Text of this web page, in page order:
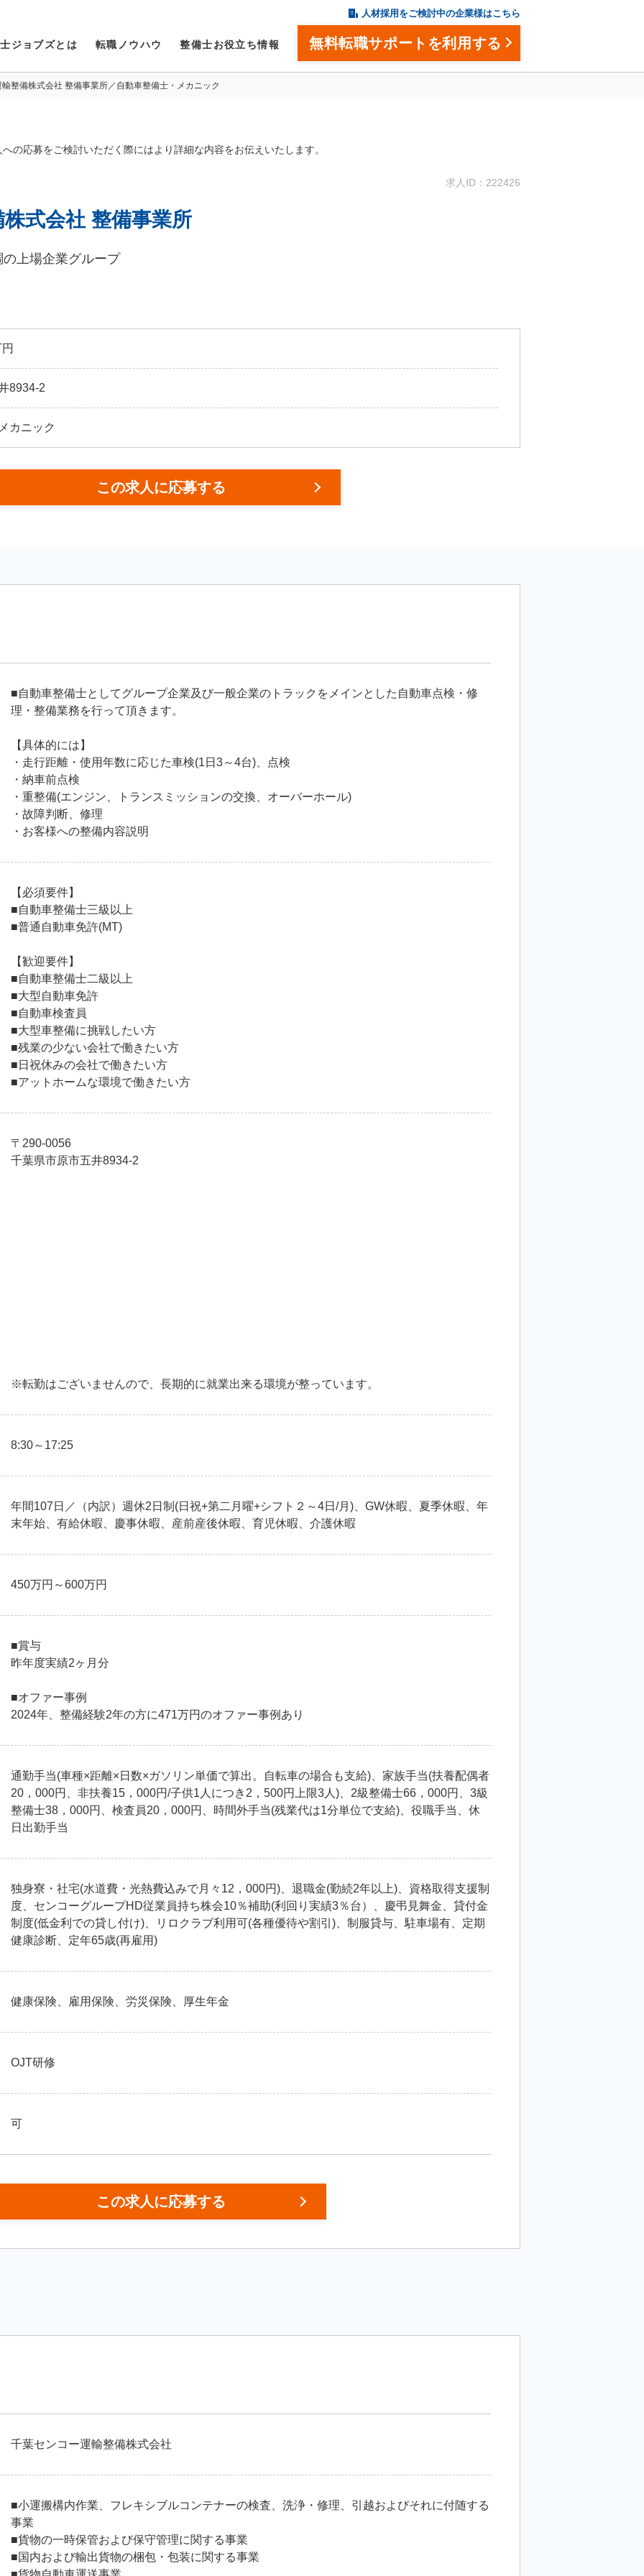
人材採用をご検討中の企業様はこちら
ジョブズとは 転職ノウハウ 整備士お役立ち情報 無料転職サポートを利用する
整備株式会社 整備事業所／自動車整備士・メカニック
の応募をご検討いただく際にはより詳細な内容をお伝えいたします。
求人ID：222426
式会社 整備事業所
上場企業グループ
8934-2
カニック
この求人に応募する
■自動車整備士としてグループ企業及び一般企業のトラックをメインとした自動車点検・修
理・整備業務を行って頂きます。
【具体的には】
・走行距離・使用年数に応じた車検(1日3～4台)、点検
・納車前点検
・重整備(エンジン、トランスミッションの交換、オーバーホール)
・故障判断、修理
・お客様への整備内容説明
【必須要件】
■自動車整備士三級以上
■普通自動車免許(MT)
【歓迎要件】
■自動車整備士二級以上
■大型自動車免許
■自動車検査員
■大型車整備に挑戦したい方
■残業の少ない会社で働きたい方
■日祝休みの会社で働きたい方
■アットホームな環境で働きたい方
〒290-0056
千葉県市原市五井8934-2
※転勤はございませんので、長期的に就業出来る環境が整っています。
8:30～17:25
年間107日／（内訳）週休2日制(日祝+第二月曜+シフト２～4日/月)、GW休暇、夏季休暇、年
末年始、有給休暇、慶事休暇、産前産後休暇、育児休暇、介護休暇
450万円～600万円
■賞与
昨年度実績2ヶ月分
■オファー事例
2024年、整備経験2年の方に471万円のオファー事例あり
通勤手当(車種×距離×日数×ガソリン単価で算出。自転車の場合も支給)、家族手当(扶養配偶者
20，000円、非扶養15，000円/子供1人につき2，500円上限3人)、2級整備士66，000円、3級
整備士38，000円、検査員20，000円、時間外手当(残業代は1分単位で支給)、役職手当、休
日出勤手当
独身寮・社宅(水道費・光熱費込みで月々12，000円)、退職金(勤続2年以上)、資格取得支援制
度、センコーグループHD従業員持ち株会10％補助(利回り実績3％台）、慶弔見舞金、貸付金
制度(低金利での貸し付け)、リロクラブ利用可(各種優待や割引)、制服貸与、駐車場有、定期
健康診断、定年65歳(再雇用)
健康保険、雇用保険、労災保険、厚生年金
OJT研修
可
この求人に応募する
千葉センコー運輸整備株式会社
■小運搬構内作業、フレキシブルコンテナーの検査、洗浄・修理、引越およびそれに付随する
事業
■貨物の一時保管および保守管理に関する事業
■国内および輸出貨物の梱包・包装に関する事業